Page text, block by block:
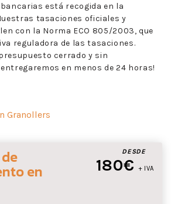
está recogida en la
tasaciones oficiales y
con la Norma ECO 805/2003, que
reguladora de las tasaciones.
cerrado y sin
en menos de 24 horas!
Granollers
DESDE
180€ + IVA
en